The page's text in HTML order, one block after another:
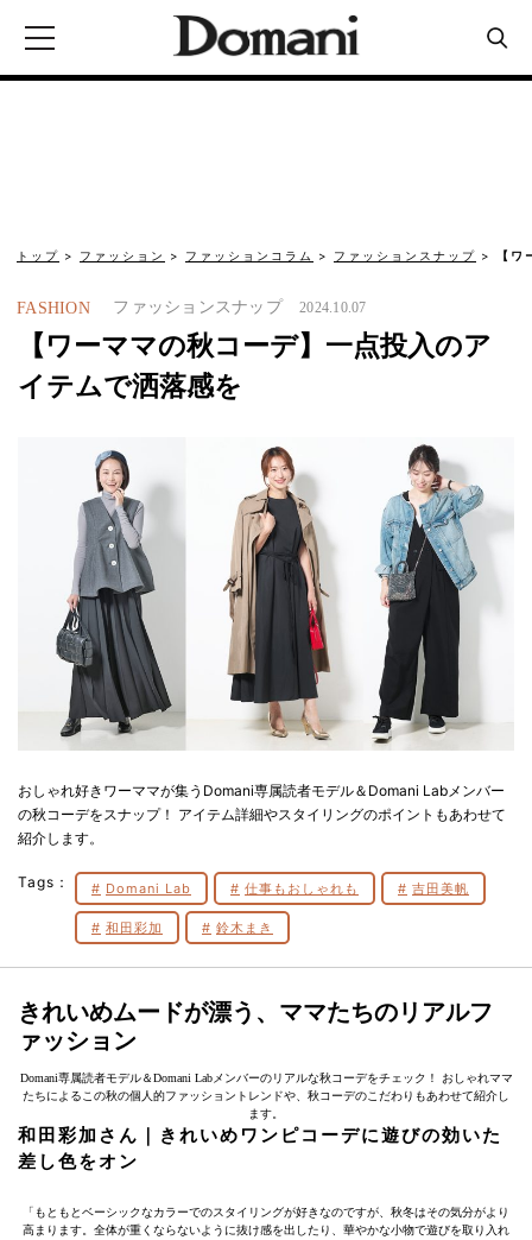
トップ ファッション ファッションコラム ファッションスナップ 【
FASHION ファッションスナップ 2024.10.07
【ワーママの秋コーデ】一点投入のア
イテムで洒落感を
おしゃれ好きワーママが集うDomani専属読者モデル＆Domani Labメンバー
の秋コーデをスナップ！ アイテム詳細やスタイリングのポイントもあわせて
紹介します。
Tags： Domani Lab 仕事もおしゃれも 吉田美帆
和田彩加 鈴木まき
きれいめムードが漂う、ママたちのリアルフ
ァッション
Domani専属読者モデル＆Domani Labメンバーのリアルな秋コーデをチェック！ おしゃれママ
たちによるこの秋の個人的ファッショントレンドや、秋コーデのこだわりもあわせて紹介し
ます。
和田彩加さん｜きれいめワンピコーデに遊びの効いた
差し色をオン
「もともとベーシックなカラーでのスタイリングが好きなのですが、秋冬はその気分がより
高まります。全体が重くならないように抜け感を出したり、華やかな小物で遊びを取り入れ